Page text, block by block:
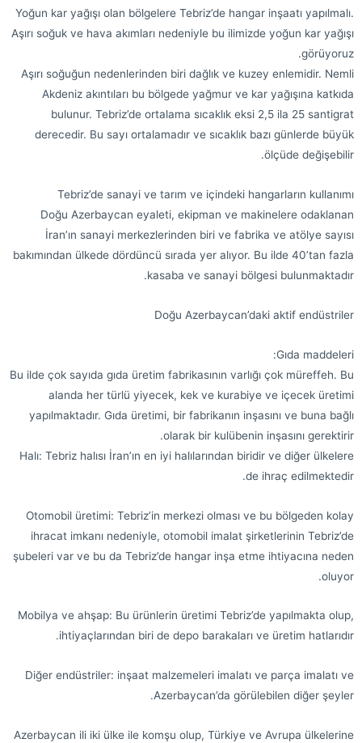
Yoğun kar yağışı olan bölgelere Tebriz’de hangar inşaatı yapılmalı.
Aşırı soğuk ve hava akımları nedeniyle bu ilimizde yoğun kar yağışı
görüyoruz.
Aşırı soğuğun nedenlerinden biri dağlık ve kuzey enlemidir. Nemli
Akdeniz akıntıları bu bölgede yağmur ve kar yağışına katkıda
bulunur. Tebriz’de ortalama sıcaklık eksi 2,5 ila 25 santigrat
derecedir. Bu sayı ortalamadır ve sıcaklık bazı günlerde büyük
ölçüde değişebilir.
Tebriz’de sanayi ve tarım ve içindeki hangarların kullanımı
Doğu Azerbaycan eyaleti, ekipman ve makinelere odaklanan
İran’ın sanayi merkezlerinden biri ve fabrika ve atölye sayısı
bakımından ülkede dördüncü sırada yer alıyor. Bu ilde 40’tan fazla
kasaba ve sanayi bölgesi bulunmaktadır.
Doğu Azerbaycan’daki aktif endüstriler
Gıda maddeleri:
Bu ilde çok sayıda gıda üretim fabrikasının varlığı çok müreffeh. Bu
alanda her türlü yiyecek, kek ve kurabiye ve içecek üretimi
yapılmaktadır. Gıda üretimi, bir fabrikanın inşasını ve buna bağlı
olarak bir kulübenin inşasını gerektirir.
Halı: Tebriz halısı İran’ın en iyi halılarından biridir ve diğer ülkelere
de ihraç edilmektedir.
Otomobil üretimi: Tebriz’in merkezi olması ve bu bölgeden kolay
ihracat imkanı nedeniyle, otomobil imalat şirketlerinin Tebriz’de
şubeleri var ve bu da Tebriz’de hangar inşa etme ihtiyacına neden
oluyor.
Mobilya ve ahşap: Bu ürünlerin üretimi Tebriz’de yapılmakta olup,
ihtiyaçlarından biri de depo barakaları ve üretim hatlarıdır.
Diğer endüstriler: inşaat malzemeleri imalatı ve parça imalatı ve
Azerbaycan’da görülebilen diğer şeyler.
Azerbaycan ili iki ülke ile komşu olup, Türkiye ve Avrupa ülkelerine